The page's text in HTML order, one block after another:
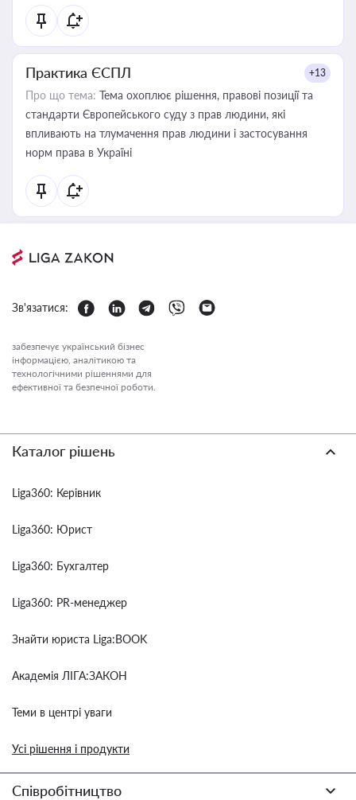
Практика ЄСПЛ +13
Про що тема: Тема охоплює рішення, правові позиції та
стандарти Європейського суду з прав людини, які
впливають на тлумачення прав людини і застосування
норм права в Україні
Зв'язатися:
забезпечує український бізнес
інформацією, аналітикою та
технологічними рішеннями для
ефективної та безпечної роботи.
Каталог рішень
Liga360: Керівник
Liga360: Юрист
Liga360: Бухгалтер
Liga360: PR-менеджер
Знайти юриста Liga:BOOK
Академія ЛІГА:ЗАКОН
Теми в центрі уваги
Усі рішення і продукти
Співробітництво